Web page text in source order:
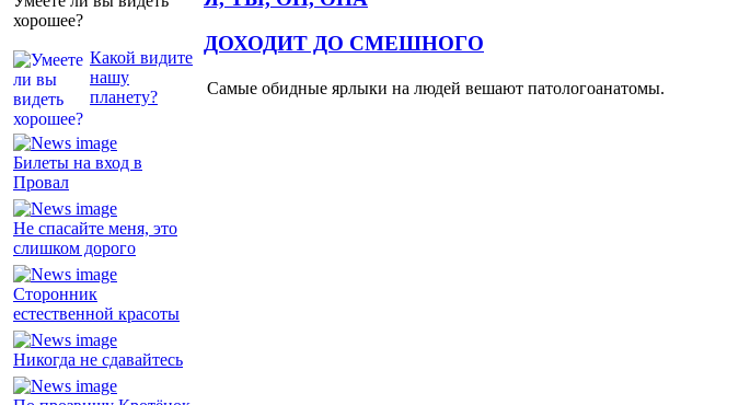
хорошее?
Какой видите
нашу
планету?
Билеты на вход в
Провал
Не спасайте меня, это
слишком дорого
Сторонник
естественной красоты
Никогда не сдавайтесь
ДОХОДИТ ДО СМЕШНОГО
Самые обидные ярлыки на людей вешают патологоанатомы.